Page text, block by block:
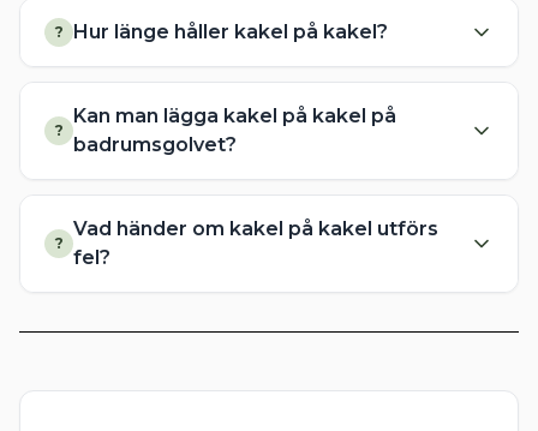
? Hur länge håller kakel på kakel?
?
Kan man lägga kakel på kakel på
badrumsgolvet?
?
Vad händer om kakel på kakel utförs
fel?